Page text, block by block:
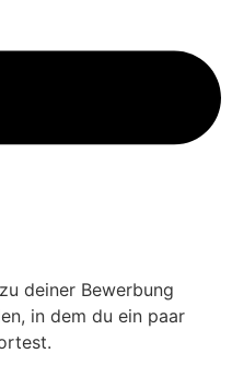
deiner Bewerbung
in dem du ein paar